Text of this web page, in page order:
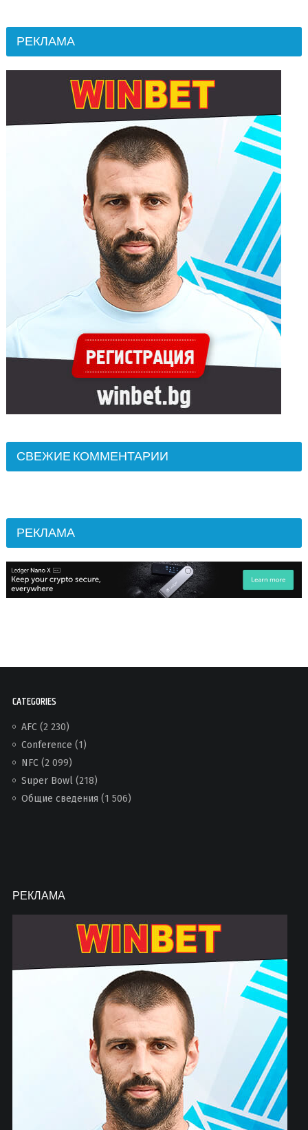
РЕКЛАМА
СВЕЖИЕ КОММЕНТАРИИ
РЕКЛАМА
CATEGORIES
AFC(2 230)
Conference (1)
NFC(2 099)
Super Bowl(218)
Общие сведения (1 506)
РЕКЛАМА